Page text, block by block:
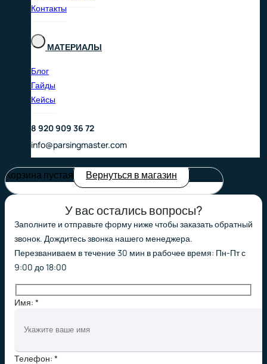
Контакты
МАТЕРИАЛЫ
Блог
Гайды
Кейсы
8 920 909 36 72
info@parsingmaster.com
Корзина пустая Вернуться в магазин
У вас остались вопросы?
Заполните и отправьте форму ниже чтобы заказать обратный
звонок. Дождитесь звонка нашего менеджера.
Перезваниваем в течение 30 мин в рабочее время: Пн-Пт с
9:00 до 18:00
Имя: *
Телефон: *